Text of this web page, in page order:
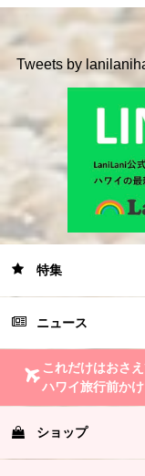
Tweets by
特集
ニュース
これだけはおさ
ハワイ旅行前か
ショップ